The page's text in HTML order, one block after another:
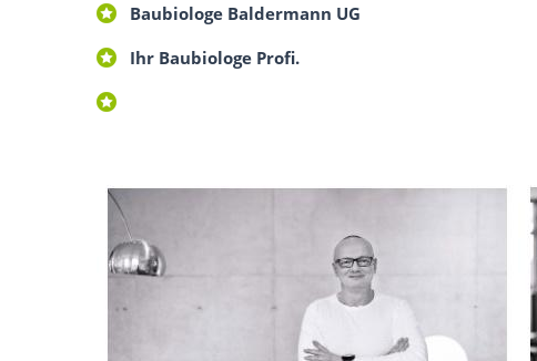
Baubiologe Baldermann UG
Ihr Baubiologe Profi.